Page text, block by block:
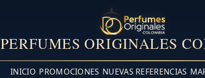
PERFUMES ORIGINALES
INICIO PROMOCIONES NUEVAS REFERENCIAS